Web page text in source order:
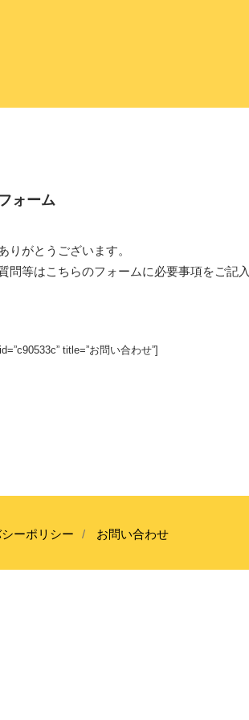
ォーム
りがとうございます。
問等はこちらのフォームに必要事項をご記
title=”お問い合わせ”]
ーポリシー お問い合わせ